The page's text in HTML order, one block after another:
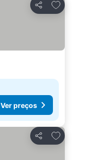
Partilhar
Adicionar
Ver preços
Partilhar
Adicionar